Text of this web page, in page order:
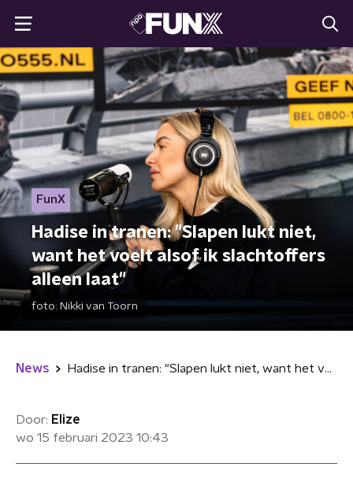
FunX
Hadise in tranen: "Slapen lukt niet,
want het voelt alsof ik slachtoffers
alleen laat"
foto: Nikki van Toorn
News Hadise in tranen: "Slapen lukt niet, want het voelt alsof ik slachtoffers alleen laat"
Door: Elize
wo 15 februari 2023 10:43